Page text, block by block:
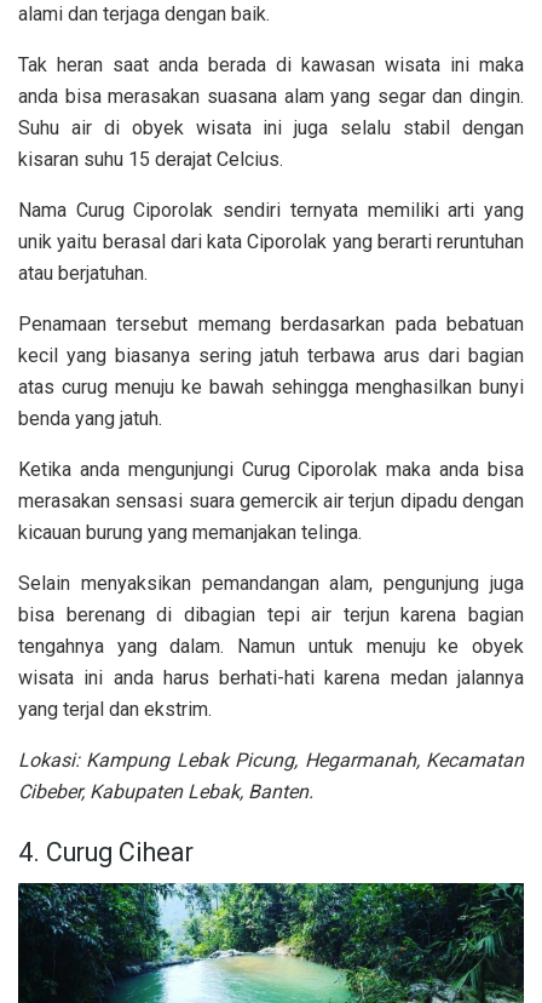
alami dan terjaga dengan baik.
Tak heran saat anda berada di kawasan wisata ini maka
anda bisa merasakan suasana alam yang segar dan dingin.
Suhu air di obyek wisata ini juga selalu stabil dengan
kisaran suhu 15 derajat Celcius.
Nama Curug Ciporolak sendiri ternyata memiliki arti yang
unik yaitu berasal dari kata Ciporolak yang berarti reruntuhan
atau berjatuhan.
Penamaan tersebut memang berdasarkan pada bebatuan
kecil yang biasanya sering jatuh terbawa arus dari bagian
atas curug menuju ke bawah sehingga menghasilkan bunyi
benda yang jatuh.
Ketika anda mengunjungi Curug Ciporolak maka anda bisa
merasakan sensasi suara gemercik air terjun dipadu dengan
kicauan burung yang memanjakan telinga.
Selain menyaksikan pemandangan alam, pengunjung juga
bisa berenang di dibagian tepi air terjun karena bagian
tengahnya yang dalam. Namun untuk menuju ke obyek
wisata ini anda harus berhati-hati karena medan jalannya
yang terjal dan ekstrim.
Lokasi: Kampung Lebak Picung, Hegarmanah, Kecamatan
Cibeber, Kabupaten Lebak, Banten.
4. Curug Cihear